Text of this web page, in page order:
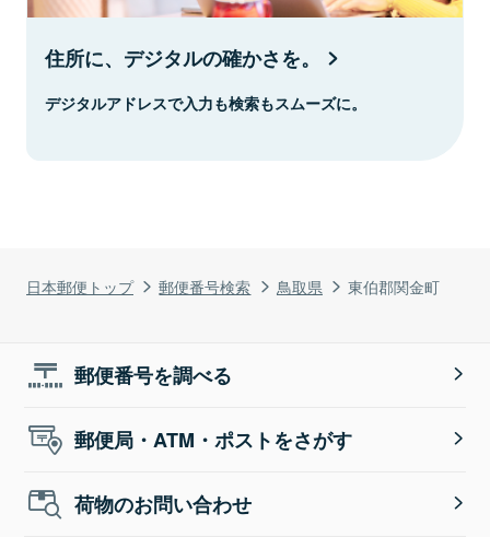
日本郵便トップ 郵便番号検索 鳥取県 東伯郡関金町
住所に、デジタルの確かさを。
デジタルアドレスで入力も検索もスムーズに。
郵便番号を調べる
郵便局・ATM・ポストをさがす
荷物のお問い合わせ